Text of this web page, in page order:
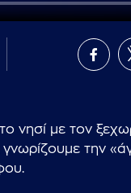
νησί με τον
γνωρίζουμε την